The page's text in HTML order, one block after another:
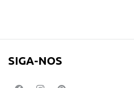
SIGA-NOS